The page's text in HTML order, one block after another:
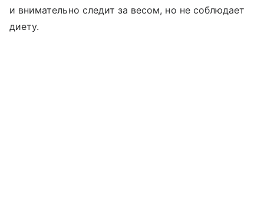
и внимательно следит за весом, но не соблюдает
диету.